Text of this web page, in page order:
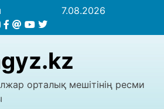
7.08.2026
орталық мешітінің ресми